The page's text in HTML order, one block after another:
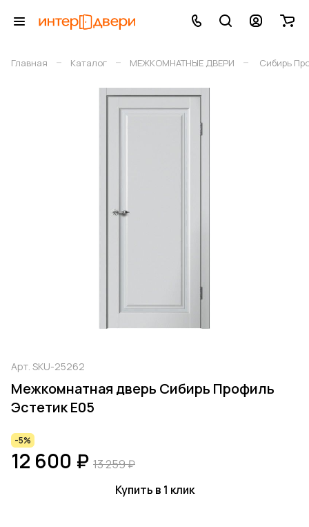
Главная – Каталог – МЕЖКОМНАТНЫЕ ДВЕРИ – Сибирь
Арт. SKU-25262
Межкомнатная дверь Сибирь Профиль
Эстетик E05
-5%
12 600 ₽ 13 259 ₽
Купить в 1 клик